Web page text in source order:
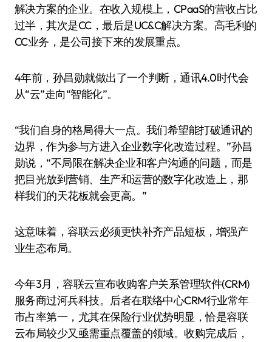
解决方案的企业。在收入规模上，CPaaS的营收占比
过半，其次是CC，最后是UC&C解决方案。高毛利的
CC业务，是公司接下来的发展重点。
4年前，孙昌勋就做出了一个判断，通讯4.0时代会
从“云”走向“智能化”。
“我们自身的格局得大一点。我们希望能打破通讯的
边界，作为参与方进入企业数字化改造过程。”孙昌
勋说，“不局限在解决企业和客户沟通的问题，而是
把目光放到营销、生产和运营的数字化改造上，那
样我们的天花板就会更高。”
这意味着，容联云必须更快补齐产品短板，增强产
业生态布局。
今年3月，容联云宣布收购客户关系管理软件(CRM)
服务商过河兵科技。后者在联络中心CRM行业常年
市占率第一，尤其在保险行业优势明显，恰是容联
云布局较少又亟需重点覆盖的领域。收购完成后，